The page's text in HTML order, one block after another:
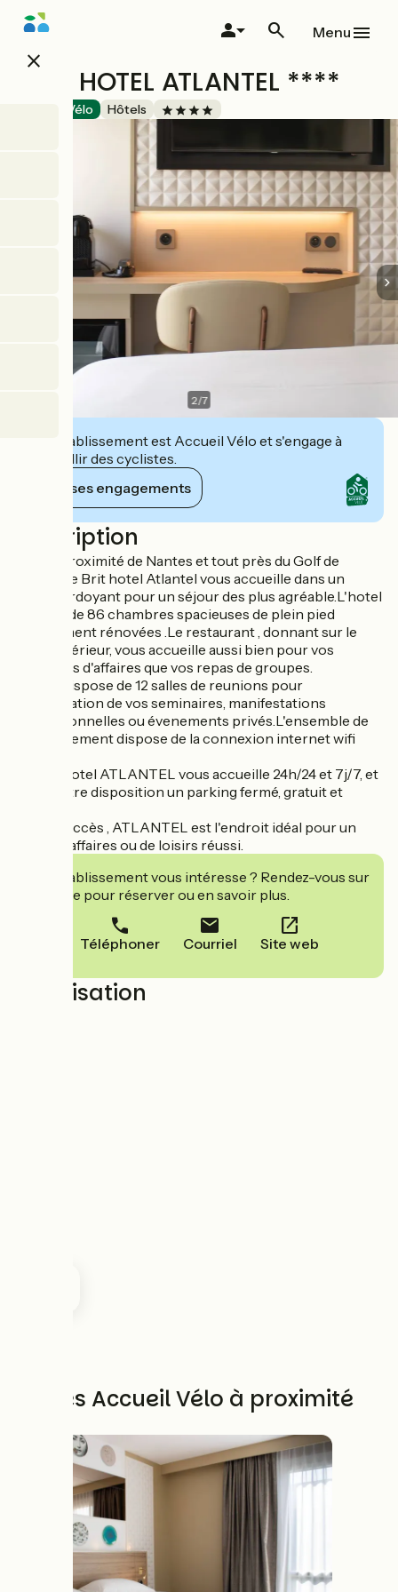
principal
close
Menu
BRIT HOTEL ATLANTEL ****
Accueil Vélo Hôtels
2/7
Cet établissement est Accueil Vélo et s'engage à
accueillir des cyclistes.
Voir ses engagements
Description
Situé à proximité de Nantes et tout près du Golf de
Nantes, le Brit hotel Atlantel vous accueille dans un
cadre verdoyant pour un séjour des plus agréable.L'hotel
dispose de 86 chambres spacieuses de plein pied
entièrement rénovées .Le restaurant , donnant sur le
patio extérieur, vous accueille aussi bien pour vos
déjeuners d'affaires que vos repas de groupes.
L'hotel dispose de 12 salles de reunions pour
l'organisation de vos seminaires, manifestations
professionnelles ou évenements privés.L'ensemble de
l'établissement dispose de la connexion internet wifi
Le Brit Hotel ATLANTEL vous accueille 24h/24 et 7j/7, et
met à votre disposition un parking fermé, gratuit et
Facile d'accès , ATLANTEL est l'endroit idéal pour un
sejour d'affaires ou de loisirs réussi.
Cet établissement vous intéresse ? Rendez-vous sur
leur site pour réserver ou en savoir plus.
Téléphoner Courriel Site web
Localisation
Autres Accueil Vélo à proximité